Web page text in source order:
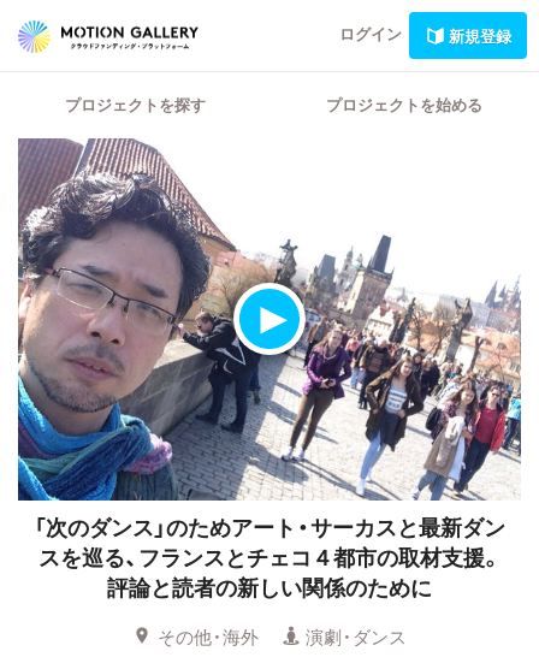
ログイン 新規登録
プロジェクトを探す プロジェクトを始める
「次のダンス」のためアート・サーカスと最新ダン
スを巡る、フランスとチェコ４都市の取材支援。
評論と読者の新しい関係のために
その他・海外
演劇・ダンス